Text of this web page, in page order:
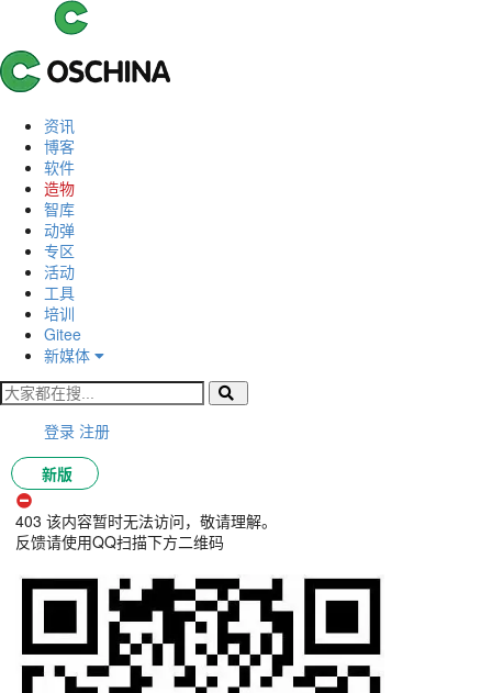
资讯
博客
软件
造物
智库
动弹
专区
活动
工具
培训
Gitee
新媒体
登录 注册
新版
403 该内容暂时无法访问，敬请理解。
反馈请使用QQ扫描下方二维码